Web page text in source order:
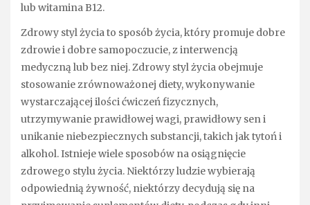
lub witamina B12.
Zdrowy styl życia to sposób życia, który promuje dobre
zdrowie i dobre samopoczucie, z interwencją
medyczną lub bez niej. Zdrowy styl życia obejmuje
stosowanie zrównoważonej diety, wykonywanie
wystarczającej ilości ćwiczeń fizycznych,
utrzymywanie prawidłowej wagi, prawidłowy sen i
unikanie niebezpiecznych substancji, takich jak tytoń i
alkohol. Istnieje wiele sposobów na osiągnięcie
zdrowego stylu życia. Niektórzy ludzie wybierają
odpowiednią żywność, niektórzy decydują się na